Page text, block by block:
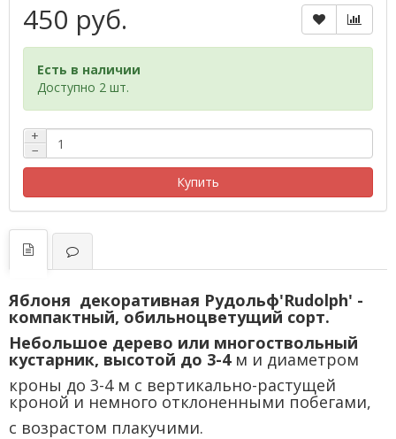
450 руб.
Есть в наличии
Доступно 2 шт.
+
−
Купить
Яблоня декоративная Рудольф'Rudolph' -
компактный, обильноцветущий сорт.
Небольшое дерево или многоствольный
кустарник, высотой до 3-4м и диаметром
кроны до 3-4 м с вертикально-растущей
кроной и немного отклоненными побегами,
с возрастом плакучими.